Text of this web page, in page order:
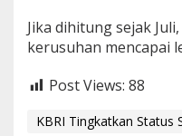
Jika dihitung sejak
kerusuhan mencapai
Post Views: 88
KBRI Tingkatkan Status